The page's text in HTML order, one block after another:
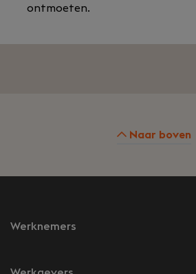
ontmoeten.
Naar boven
Werknemers